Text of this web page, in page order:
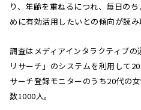
り、年齢を重ねるにつれ、毎日の
めに有効活用したいとの傾向が読み
調査はメディアインタラクティブ
リサーチ」のシステムを利用して
サーチ登録モニターのうち20代の
数1000人。